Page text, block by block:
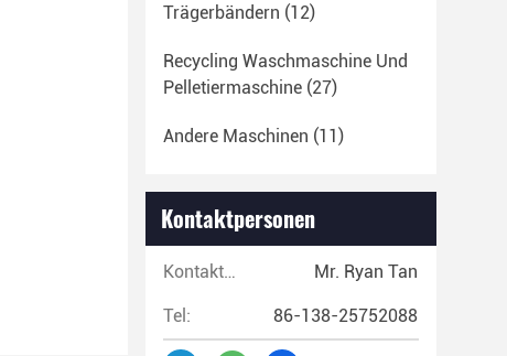
Trägerbändern (12)
Recycling Waschmaschine Und
Pelletiermaschine (27)
Andere Maschinen (11)
Kontaktpersonen
Kontaktpersonen: Mr. Ryan Tan
Tel: 86-138-25752088